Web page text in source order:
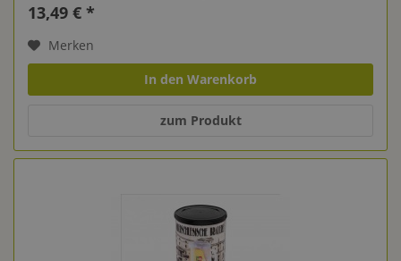
13,49 € *
Merken
In den Warenkorb
zum Produkt